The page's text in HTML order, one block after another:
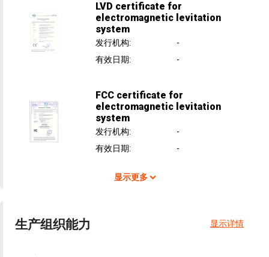
LVD certificate for
electromagnetic levitation
system
发行机构:
-
有效日期: -
FCC certificate for
electromagnetic levitation
system
发行机构:
-
有效日期: -
显示更多
生产组织能力 显示详情